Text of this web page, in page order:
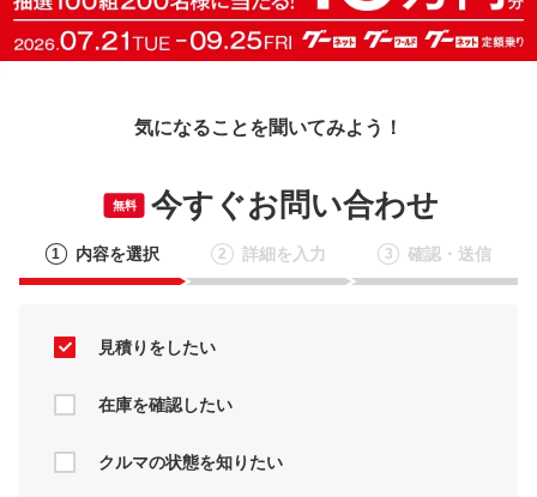
気になることを聞いてみよう！
無料 今すぐお問い合わせ
1 内容を選択 2 詳細を入力 3 確認・送信
見積りをしたい
在庫を確認したい
クルマの状態を知りたい